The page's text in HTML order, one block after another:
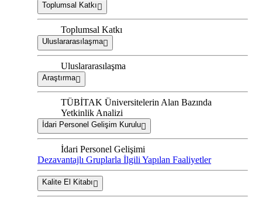
Toplumsal Katkı
Toplumsal Katkı
Uluslararasılaşma
Uluslararasılaşma
Araştırma
TÜBİTAK Üniversitelerin Alan Bazında
Yetkinlik Analizi
İdari Personel Gelişim Kurulu
İdari Personel Gelişimi
Dezavantajlı Gruplarla İlgili Yapılan Faaliyetler
Kalite El Kitabı